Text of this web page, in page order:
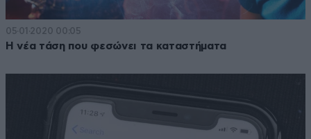
05·01·2020 00:05
Η νέα τάση που φεσώνει τα καταστήματα